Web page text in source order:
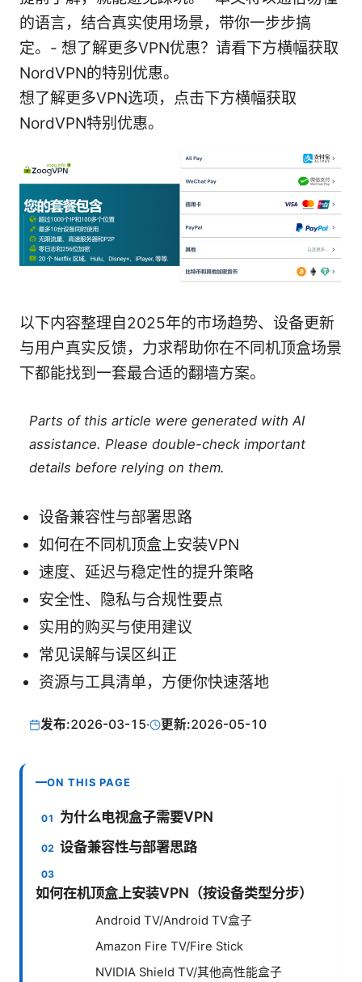
的语言，结合真实使用场景，带你一步步搞
定。- 想了解更多VPN优惠？请看下方横幅获取
NordVPN的特别优惠。
想了解更多VPN选项，点击下方横幅获取
NordVPN特别优惠。
以下内容整理自2025年的市场趋势、设备更新
与用户真实反馈，力求帮助你在不同机顶盒场景
下都能找到一套最合适的翻墙方案。
Parts of this article were generated with AI
assistance. Please double-check important
details before relying on them.
设备兼容性与部署思路
如何在不同机顶盒上安装VPN
速度、延迟与稳定性的提升策略
安全性、隐私与合规性要点
实用的购买与使用建议
常见误解与误区纠正
资源与工具清单，方便你快速落地
发布:2026-03-15· 更新:2026-05-10
ON THIS PAGE
为什么电视盒子需要VPN
设备兼容性与部署思路
如何在机顶盒上安装VPN（按设备类型分步）
Android TV/Android TV盒子
Amazon Fire TV/Fire Stick
NVIDIA Shield TV/其他高性能盒子